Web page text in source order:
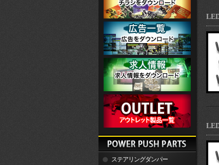
ステアリングダンパー